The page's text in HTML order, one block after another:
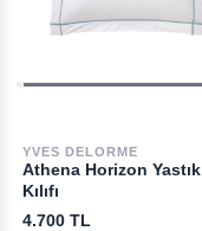
YVES DELORME
Athena Horizon Yastık
Kılıfı
4.700 TL